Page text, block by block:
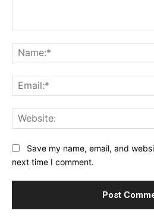
Save my name, email, and
next time I comment.